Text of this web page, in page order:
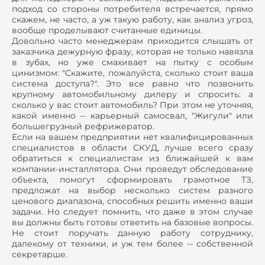
подход со стороны потребителя встречается, прямо
скажем, не часто, а уж такую работу, как анализ угроз,
вообще проделывают считанные единицы.
Довольно часто менеджерам приходится слышать от
заказчика дежурную фразу, которая не только навязла
в зубах, но уже смахивает на пытку с особым
цинизмом: "Скажите, пожалуйста, сколько стоит ваша
система доступа?". Это все равно что позвонить
крупному автомобильному дилеру и спросить: а
сколько у вас стоит автомобиль? При этом не уточняя,
какой именно -- карьерный самосвал, "Жигули" или
большегрузный рефрижератор.
Если на вашем предприятии нет квалифицированных
специалистов в области СКУД, лучше всего сразу
обратиться к специалистам из ближайшей к вам
компании-инсталлятора. Они проведут обследование
объекта, помогут сформировать грамотное ТЗ,
предложат на выбор несколько систем разного
ценового диапазона, способных решить именно ваши
задачи. Но следует помнить, что даже в этом случае
вы должны быть готовы ответить на базовые вопросы.
Не стоит поручать данную работу сотруднику,
далекому от техники, и уж тем более -- собственной
секретарше.